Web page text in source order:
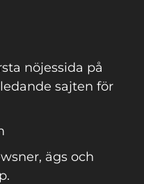
nöjessida på
sajten för
ägs och